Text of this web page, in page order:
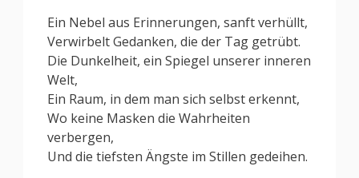
Ein Nebel aus Erinnerungen, sanft verhüllt,
Verwirbelt Gedanken, die der Tag getrübt.
Die Dunkelheit, ein Spiegel unserer inneren
Welt,
Ein Raum, in dem man sich selbst erkennt,
Wo keine Masken die Wahrheiten
verbergen,
Und die tiefsten Ängste im Stillen gedeihen.